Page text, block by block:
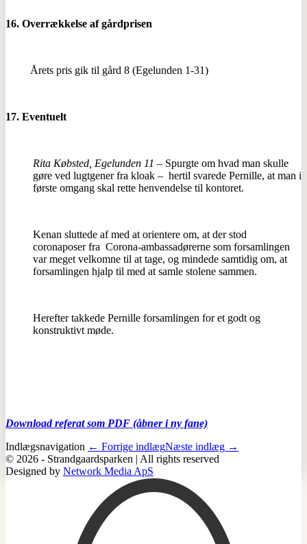
16. Overrækkelse af gårdprisen
Årets pris gik til gård 8 (Egelunden 1-31)
17. Eventuelt
Rita Købsted, Egelunden 11 – Spurgte om hvad man skulle
gøre ved lugtgener fra kloak – hertil svarede Pernille, at man i
første omgang skal rette henvendelse til kontoret.
Kenan sluttede af med at orientere om, at der stod
coronaposer fra Corona-ambassadørerne som forsamlingen
var meget velkomne til at tage, og mindede samtidig om, at
forsamlingen hjalp til med at samle stolene sammen.
Herefter takkede Pernille forsamlingen for et godt og
konstruktivt møde.
Download referat som PDF (åbner i ny fane)
Indlægsnavigation ← Forrige indlægNæste indlæg →
© 2026 - Strandgaardsparken | All rights reserved
Designed by Network Media ApS